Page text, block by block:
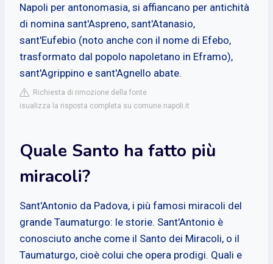
Napoli per antonomasia, si affiancano per antichità
di nomina sant'Aspreno, sant'Atanasio,
sant'Eufebio (noto anche con il nome di Efebo,
trasformato dal popolo napoletano in Eframo),
sant'Agrippino e sant'Agnello abate.
Richiesta di rimozione della fonte
isualizza la risposta completa su comune.napoli.it
Quale Santo ha fatto più
miracoli?
Sant'Antonio da Padova, i più famosi miracoli del
grande Taumaturgo: le storie. Sant'Antonio è
conosciuto anche come il Santo dei Miracoli, o il
Taumaturgo, cioè colui che opera prodigi. Quali e